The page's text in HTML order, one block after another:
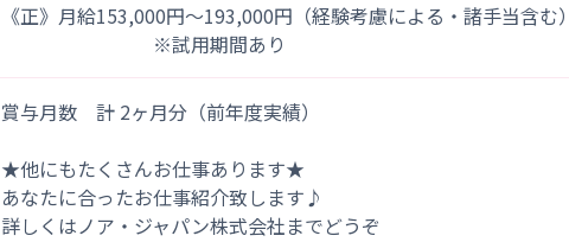
《正》月給153,000円～193,000円（経験考慮による・諸手当含む
※試用期間あり
賞与月数 計 2ヶ月分（前年度実績）
★他にもたくさんお仕事あります★
あなたに合ったお仕事紹介致します♪
詳しくはノア・ジャパン株式会社までどうぞ